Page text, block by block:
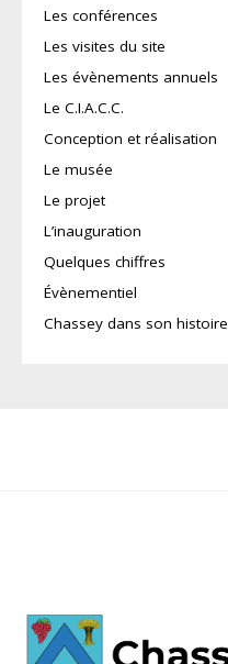
Les conférences
Les visites du site
Les évènements annuels
Le C.I.A.C.C.
Conception et réalisation
Le musée
Le projet
L’inauguration
Quelques chiffres
Évènementiel
Chassey dans son histoire